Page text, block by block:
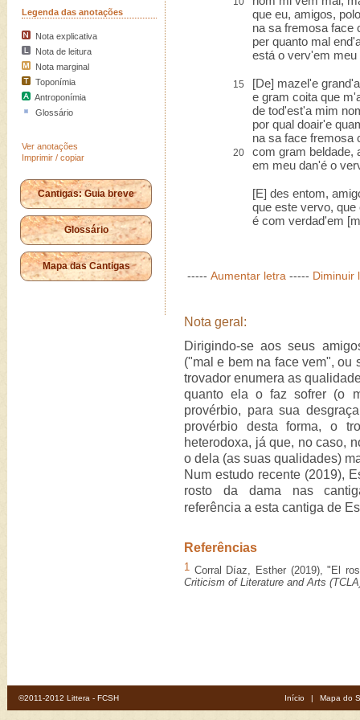
Legenda das anotações
Nota explicativa
Nota de leitura
Nota marginal
Toponímia
Antroponímia
Glossário
Ver anotações
Imprimir / copiar
Cantigas: Guia breve
Glossário
Mapa das Cantigas
que eu, amigos,
na sa fremosa face
per quanto mal
está o verv'em meu
15
[De] mazel'e
e gram coita que
de tod'est'a mim
por qual doair'e
na sa face fremosa
20
com gram beldade,
em meu dan'é o
[E] des entom,
que este vervo,
é com verdad'em
----- Aumentar letra ----- Diminuir
Nota geral:
Dirigindo-se aos seus
("mal e bem na face vem", ou
trovador enumera as
quanto ela o faz sofrer (o
provérbio, para sua
provérbio desta forma, o
heterodoxa, já que, no caso,
o dela (as suas qualidades)
Num estudo recente (2019),
rosto da dama nas
referência a esta cantiga de
Referências
1 Corral Díaz, Esther (2019), "El
Criticism of Literature and Arts
©2011-2012 Littera - FCSH Início | Mapa do